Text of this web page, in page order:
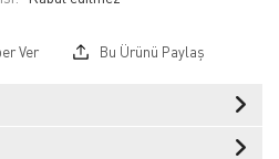
Ver Bu Ürünü Paylaş